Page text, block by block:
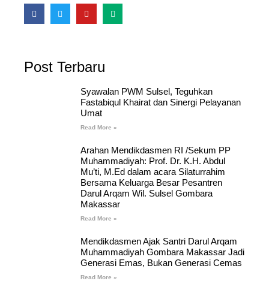
Post Terbaru
Syawalan PWM Sulsel, Teguhkan
Fastabiqul Khairat dan Sinergi Pelayanan
Umat
Read More »
Arahan Mendikdasmen RI /Sekum PP
Muhammadiyah: Prof. Dr. K.H. Abdul
Mu’ti, M.Ed dalam acara Silaturrahim
Bersama Keluarga Besar Pesantren
Darul Arqam Wil. Sulsel Gombara
Makassar
Read More »
Mendikdasmen Ajak Santri Darul Arqam
Muhammadiyah Gombara Makassar Jadi
Generasi Emas, Bukan Generasi Cemas
Read More »